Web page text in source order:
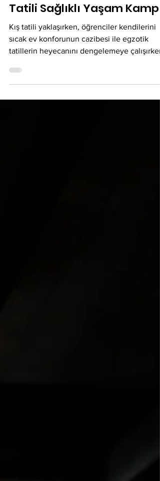
Kulübü'nde Öğrencilerin Kış
Tatili Sağlıklı Yaşam Kampı
Kış tatili yaklaşırken, öğrenciler kendilerini
sıcak ev konforunun cazibesi ile egzotik